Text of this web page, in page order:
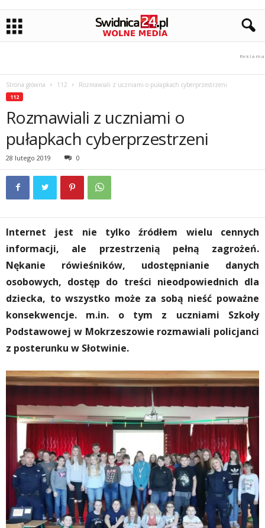
Strona główna 112 Rozmawiali z uczniami o pułapkach cyberprzestrzeni
112
Rozmawiali z uczniami o
pułapkach cyberprzestrzeni
28 lutego 2019 0
Internet jest nie tylko źródłem wielu cennych
informacji, ale przestrzenią pełną zagrożeń.
Nękanie rówieśników, udostępnianie danych
osobowych, dostęp do treści nieodpowiednich dla
dziecka, to wszystko może za sobą nieść poważne
konsekwencje. m.in. o tym z uczniami Szkoły
Podstawowej w Mokrzeszowie rozmawiali policjanci
z posterunku w Słotwinie.